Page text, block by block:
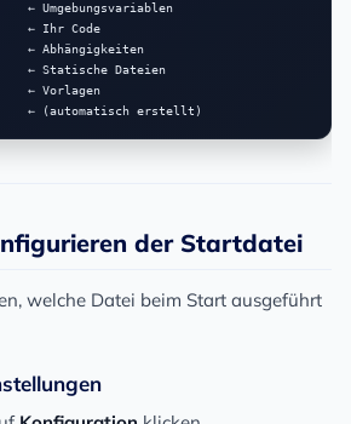
Umgebungsvariablen
← Ihr Code
← Abhängigkeiten
← Statische Dateien
← Vorlagen
der Startdatei
welche Datei beim Start ausgeführt